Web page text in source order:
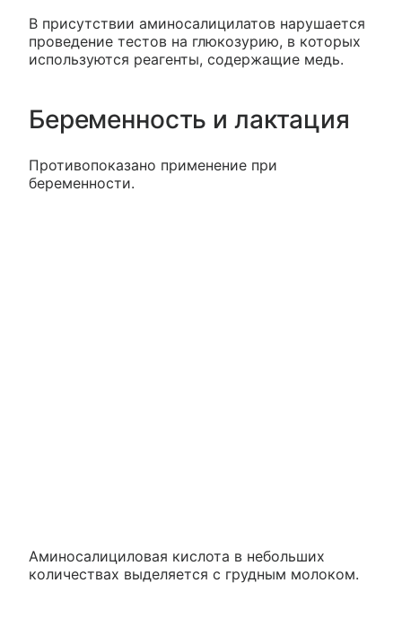
В присутствии аминосалицилатов нарушается
проведение тестов на глюкозурию, в которых
используются реагенты, содержащие медь.
Беременность и лактация
Противопоказано применение при
беременности.
Аминосалициловая кислота в небольших
количествах выделяется с грудным молоком.